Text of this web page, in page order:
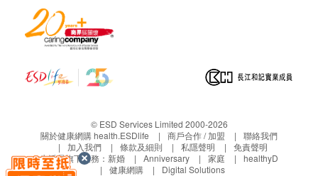
© ESD Services Limited 2000-2026
關於健康網購 health.ESDlife
商戶合作 / 加盟
聯絡我們
加入我們
條款及細則 私隱聲明
免責聲明
生活易旗下業務： 新婚 Anniversary 家庭
healthyD
健康網購
Digital Solutions